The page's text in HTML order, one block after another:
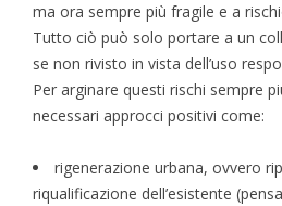
ma ora sempre più fragile e a
Tutto ciò può solo portare a un
se non rivisto in vista dell’uso
Per arginare questi rischi sempre
necessari approcci positivi come:
rigenerazione urbana, ovvero
riqualificazione dell’esistente